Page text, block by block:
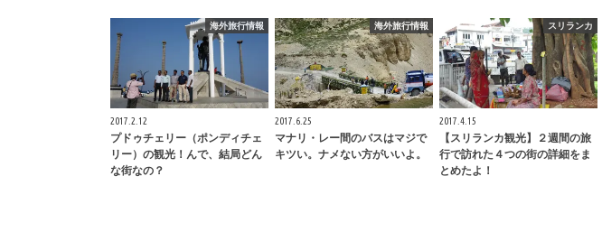
海外旅行情報
2017.2.12
プドゥチェリー（ポンディチェ
リー）の観光！んで、結局どん
な街なの？
海外旅行情報
2017.6.25
マナリ・レー間のバスはマジで
キツい。ナメない方がいいよ。
スリランカ
2017.4.15
【スリランカ観光】２週間の旅
行で訪れた４つの街の詳細をま
とめたよ！